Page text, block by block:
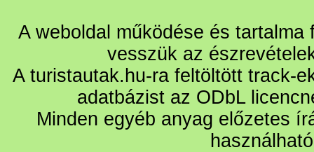
A weboldal működése és
vesszük az
A turistautak.hu-ra feltöltött track-
adatbázist az ODbL
Minden egyéb anyag előzetes